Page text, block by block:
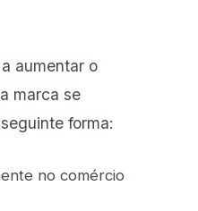
aumentar o
marca se
forma:
no comércio